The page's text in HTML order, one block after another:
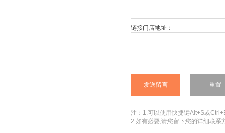
链接门店地址：
注：1.可以使用快捷键Alt+S或
2.如有必要,请您留下您的详细联系